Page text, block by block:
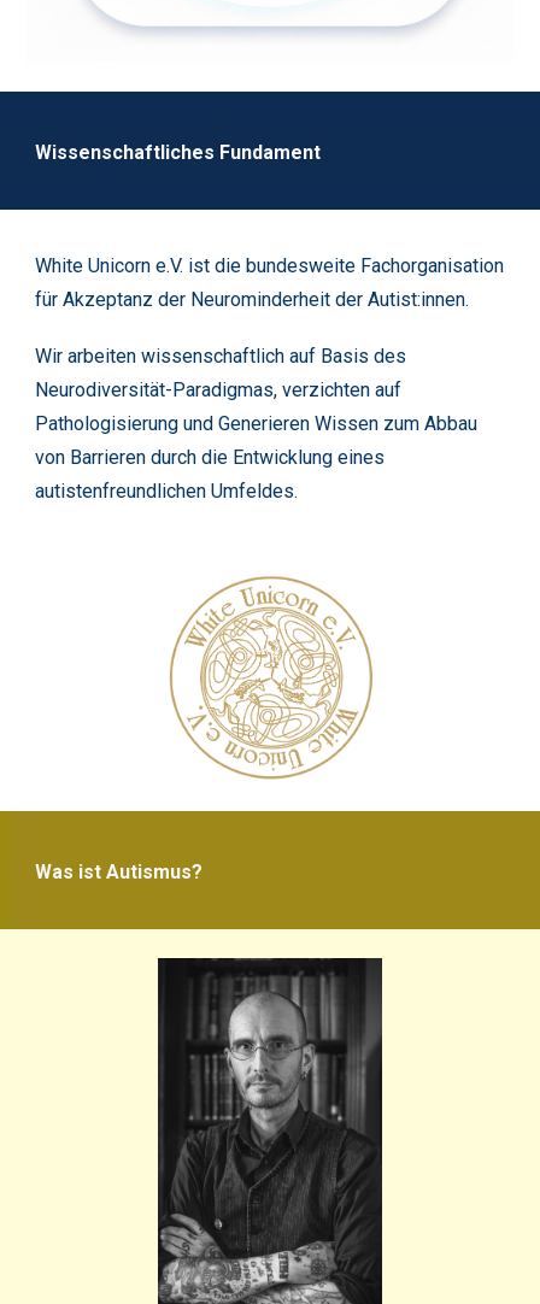
Wissenschaftliches Fundament
White Unicorn e.V. ist die bundesweite Fachorganisation
für Akzeptanz der Neurominderheit der Autist:innen.
Wir arbeiten wissenschaftlich auf Basis des
Neurodiversität-Paradigmas, verzichten auf
Pathologisierung und Generieren Wissen zum Abbau
von Barrieren durch die Entwicklung eines
autistenfreundlichen Umfeldes.
Was ist Autismus?